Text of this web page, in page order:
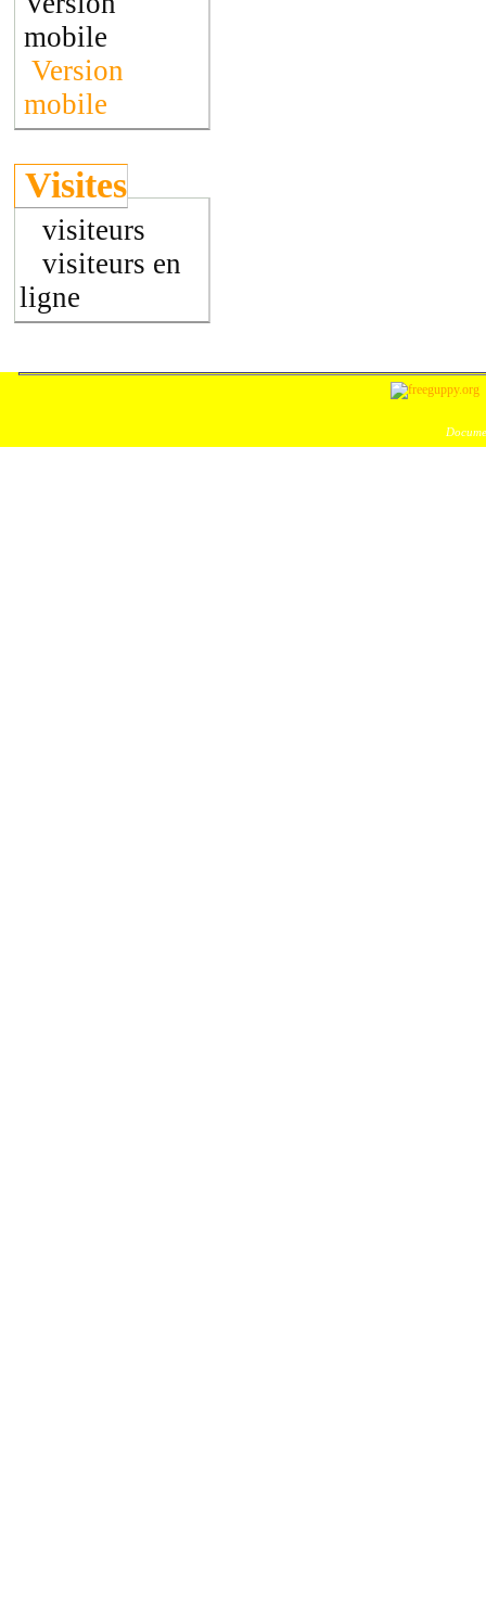
Version
mobile
Visites
visiteurs
visiteurs en
ligne